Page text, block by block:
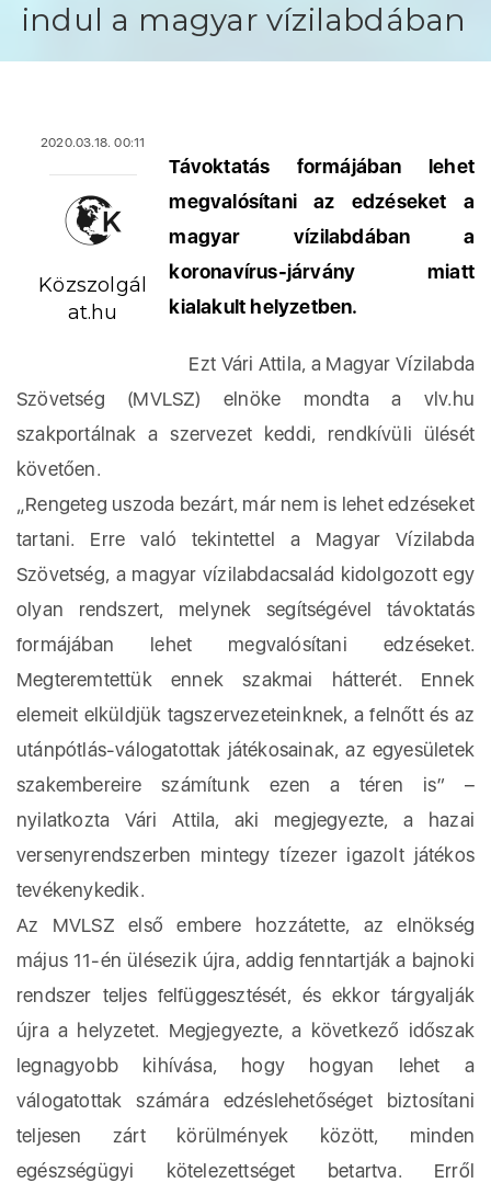
indul a magyar vízilabdában
2020.03.18. 00:11
Közszolgál
at.hu
Távoktatás formájában lehet
megvalósítani az edzéseket a
magyar vízilabdában a
koronavírus-járvány miatt
kialakult helyzetben.
Ezt Vári Attila, a Magyar Vízilabda
Szövetség (MVLSZ) elnöke mondta a vlv.hu
szakportálnak a szervezet keddi, rendkívüli ülését
követően.
„Rengeteg uszoda bezárt, már nem is lehet edzéseket
tartani. Erre való tekintettel a Magyar Vízilabda
Szövetség, a magyar vízilabdacsalád kidolgozott egy
olyan rendszert, melynek segítségével távoktatás
formájában lehet megvalósítani edzéseket.
Megteremtettük ennek szakmai hátterét. Ennek
elemeit elküldjük tagszervezeteinknek, a felnőtt és az
utánpótlás-válogatottak játékosainak, az egyesületek
szakembereire számítunk ezen a téren is” –
nyilatkozta Vári Attila, aki megjegyezte, a hazai
versenyrendszerben mintegy tízezer igazolt játékos
tevékenykedik.
Az MVLSZ első embere hozzátette, az elnökség
május 11-én ülésezik újra, addig fenntartják a bajnoki
rendszer teljes felfüggesztését, és ekkor tárgyalják
újra a helyzetet. Megjegyezte, a következő időszak
legnagyobb kihívása, hogy hogyan lehet a
válogatottak számára edzéslehetőséget biztosítani
teljesen zárt körülmények között, minden
egészségügyi kötelezettséget betartva. Erről